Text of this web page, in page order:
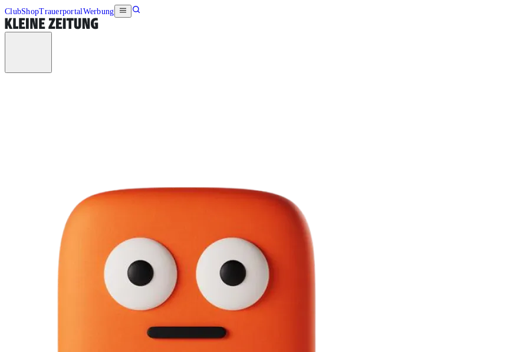
ClubShopTrauerportalWerbung